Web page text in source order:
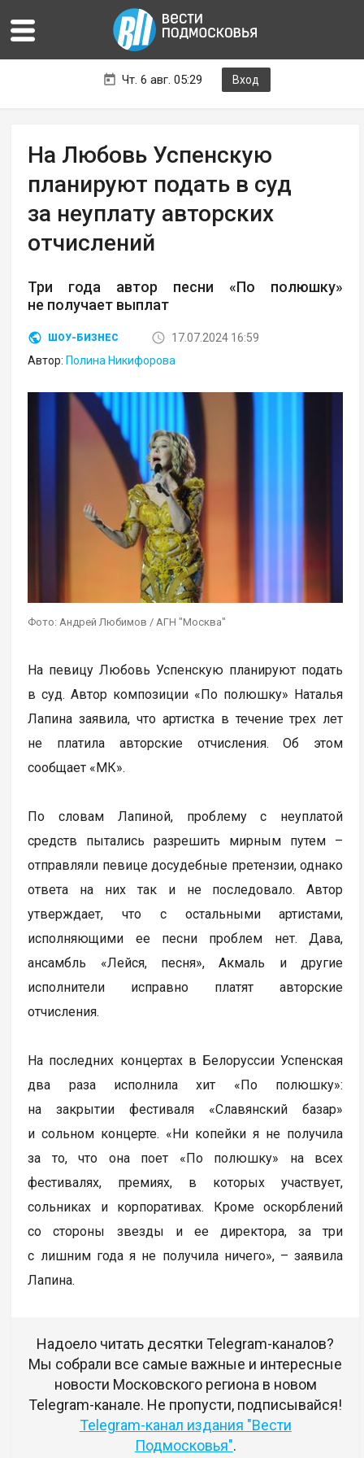
Чт. 6 авг. 05:29 Вход
На Любовь Успенскую
планируют подать в суд
за неуплату авторских
отчислений
Три года автор песни «По полюшку»
не получает выплат
ШОУ-БИЗНЕС
17.07.2024 16:59
Автор: Полина Никифорова
Фото: Андрей Любимов / АГН "Москва"
На певицу Любовь Успенскую планируют подать
в суд. Автор композиции «По полюшку» Наталья
Лапина заявила, что артистка в течение трех лет
не платила авторские отчисления. Об этом
сообщает «МК».
По словам Лапиной, проблему с неуплатой
средств пытались разрешить мирным путем –
отправляли певице досудебные претензии, однако
ответа на них так и не последовало. Автор
утверждает, что с остальными артистами,
исполняющими ее песни проблем нет. Дава,
ансамбль «Лейся, песня», Акмаль и другие
исполнители исправно платят авторские
отчисления.
На последних концертах в Белоруссии Успенская
два раза исполнила хит «По полюшку»:
на закрытии фестиваля «Славянский базар»
и сольном концерте. «Ни копейки я не получила
за то, что она поет «По полюшку» на всех
фестивалях, премиях, в которых участвует,
сольниках и корпоративах. Кроме оскорблений
со стороны звезды и ее директора, за три
с лишним года я не получила ничего», – заявила
Лапина.
Надоело читать десятки Telegram-каналов?
Мы собрали все самые важные и интересные
новости Московского региона в новом
Telegram-канале. Не пропусти, подписывайся!
Telegram-канал издания "Вести
Подмосковья".